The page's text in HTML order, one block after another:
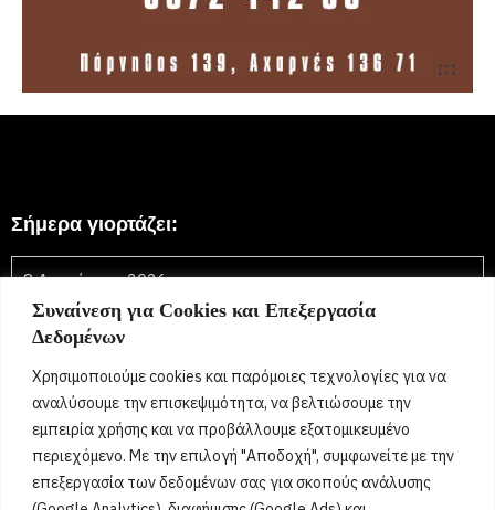
Συναίνεση για Cookies και Επεξεργασία
Δεδομένων
Χρησιμοποιούμε cookies και παρόμοιες τεχνολογίες για να
αναλύσουμε την επισκεψιμότητα, να βελτιώσουμε την
εμπειρία χρήσης και να προβάλλουμε εξατομικευμένο
περιεχόμενο. Με την επιλογή "Αποδοχή", συμφωνείτε με την
επεξεργασία των δεδομένων σας για σκοπούς ανάλυσης
Σήμερα γιορτάζει:
8 Αυγούστου 2026
Τριανταφυλλιά, Φύλλη, Φύλλια, Φυλλιώ, Φυλλίτσα,
Τριανταφυλλένια, Τριανταφυλλίνη, Ρόζα,
Τριαντάφυλλος, Τριανταφύλλης, Φύλλης, Φύλλιος,
Τριανταφυλλένιος, Τριανταφυλλίνος, Ντάφυ, Ντάφι
Όροι Χρήσης